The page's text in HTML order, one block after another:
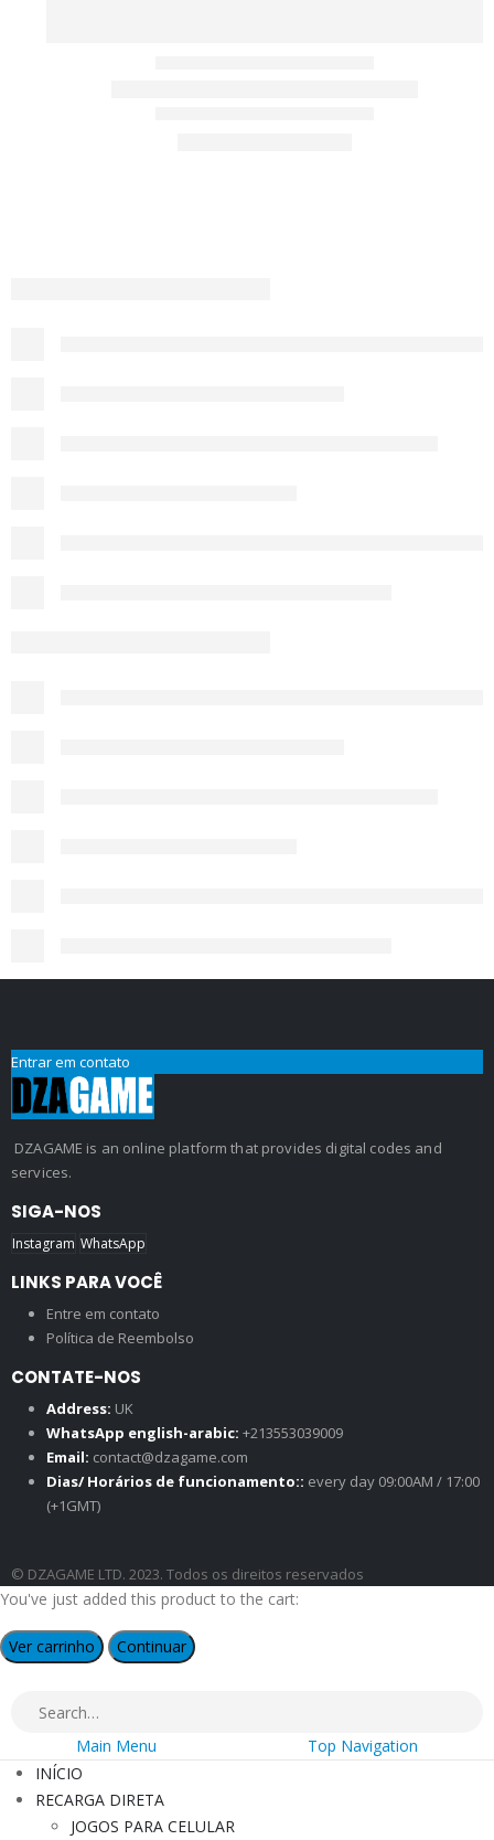
Entrar em contato
DZAGAME is an online platform that provides digital codes and
services.
SIGA-NOS
Instagram WhatsApp
LINKS PARA VOCÊ
Entre em contato
Política de Reembolso
CONTATE-NOS
Address: UK
WhatsApp english-arabic: +213553039009
Email: contact@dzagame.com
Dias/ Horários de funcionamento:: every day 09:00AM / 17:00
(+1GMT)
© DZAGAME LTD. 2023. Todos os direitos reservados
You've just added this product to the cart:
Ver carrinho Continuar
Main Menu
Top Navigation
INÍCIO
RECARGA DIRETA
JOGOS PARA CELULAR